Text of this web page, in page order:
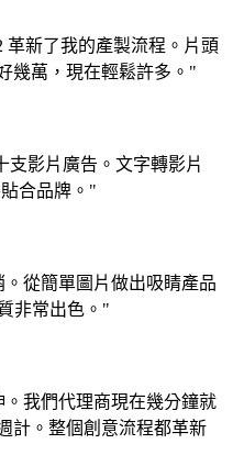
革新了我的產製流程。片頭
幾萬，現在輕鬆許多。
支影片廣告。文字轉影片
合品牌。
。從簡單圖片做出吸睛產品
非常出色。
。我們代理商現在幾分鐘就
計。整個創意流程都革新